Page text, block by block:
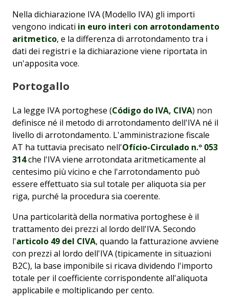
Nella dichiarazione IVA (Modello IVA) gli importi
vengono indicati in euro interi con arrotondamento
aritmetico, e la differenza di arrotondamento tra i
dati dei registri e la dichiarazione viene riportata in
un'apposita voce.
Portogallo
La legge IVA portoghese (Código do IVA, CIVA) non
definisce né il metodo di arrotondamento dell'IVA né il
livello di arrotondamento. L'amministrazione fiscale
AT ha tuttavia precisato nell'Ofício-Circulado n.º 053
314che l'IVA viene arrotondata aritmeticamente al
centesimo più vicino e che l'arrotondamento può
essere effettuato sia sul totale per aliquota sia per
riga, purché la procedura sia coerente.
Una particolarità della normativa portoghese è il
trattamento dei prezzi al lordo dell'IVA. Secondo
l'articolo 49 del CIVA, quando la fatturazione avviene
con prezzi al lordo dell'IVA (tipicamente in situazioni
B2C), la base imponibile si ricava dividendo l'importo
totale per il coefficiente corrispondente all'aliquota
applicabile e moltiplicando per cento.